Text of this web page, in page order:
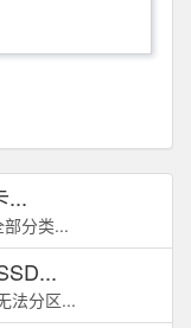
...
分类...
法分区...